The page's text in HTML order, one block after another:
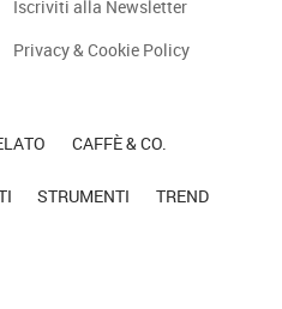
Iscriviti alla Newsletter
Privacy & Cookie Policy
CAFFÈ & CO.
STRUMENTI TREND